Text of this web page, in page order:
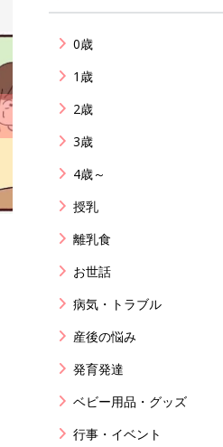
0歳
1歳
2歳
3歳
4歳～
授乳
離乳食
お世話
病気・トラブル
産後の悩み
発育発達
ベビー用品・グッズ
行事・イベント